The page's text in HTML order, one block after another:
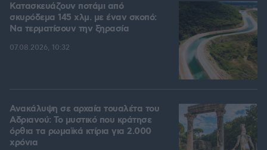
Κατασκευάζουν ποτάμι από
σκυρόδεμα 145 χλμ. με έναν σκοπό:
Να τερματίσουν την ξηρασία
07.08.2026, 10:32
Ανακάλυψη σε αρχαία τουαλέτα του
Αδριανού: Το μυστικό που κράτησε
όρθια τα ρωμαϊκά κτίρια για 2.000
χρόνια